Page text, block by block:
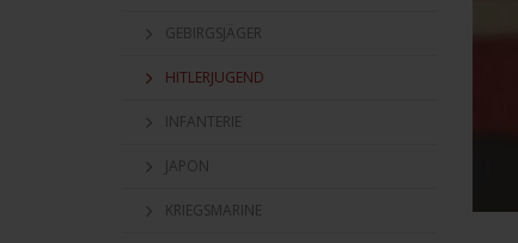
GEBIRGSJÄGER
HITLERJUGEND
INFANTERIE
JAPON
KRIEGSMARINE